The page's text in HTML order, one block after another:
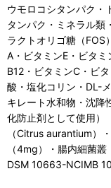
ウモロコシタンパク・
タンパク・ミネラル類
ラクトオリゴ糖（
A・ビタミンE・ビタ
B12・ビタミンC・ビ
酸・塩化コリン・DL-
キレート水和物・沈降
化防止剤として使用）
（Citrus aurantium）
（4mg）・腸内細菌
DSM 10663-NCIMB